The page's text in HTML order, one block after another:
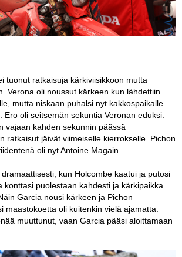
tuonut ratkaisuja kärkiviisikkoon mutta
Verona oli noussut kärkeen kun lähdettiin
mutta niskaan puhalsi nyt kakkospaikalle
Ero oli seitsemän sekuntia Veronan eduksi.
vajaan kahden sekunnin päässä
ratkaisut jäivät viimeiselle kierrokselle. Pichon
oli nyt Antoine Magain.
kun Holcombe kaatui ja putosi
konttasi puolestaan kahdesti ja kärkipaikka
Garcia nousi kärkeen ja Pichon
maastokoetta oli kuitenkin vielä ajamatta.
muuttunut, vaan Garcia pääsi aloittamaan